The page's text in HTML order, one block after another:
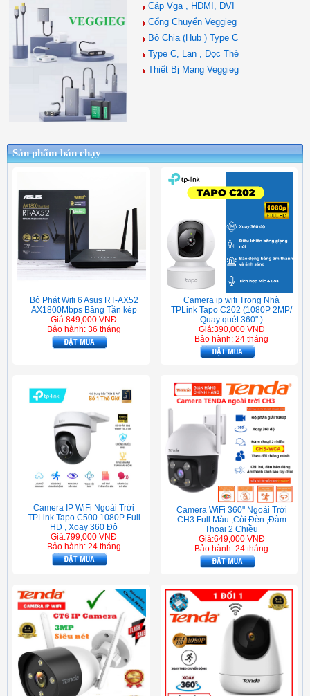
Cáp Vga , HDMI, DVI
Cổng Chuyển Veggieg
Bộ Chia (Hub ) Type C
Type C, Lan , Đọc Thẻ
Thiết Bị Mạng Veggieg
Sản phẩm bán chạy
Bộ Phát Wifi 6 Asus RT-AX52
AX1800Mbps Băng Tần kép
Giá:849,000 VNĐ
Bảo hành: 36 tháng
Camera ip wifi Trong Nhà
TPLink Tapo C202 (1080P 2MP/
Quay quét 360" )
Giá:390,000 VNĐ
Bảo hành: 24 tháng
Camera IP WiFi Ngoài Trời
TPLink Tapo C500 1080P Full
HD , Xoay 360 Độ
Giá:799,000 VNĐ
Bảo hành: 24 tháng
Camera WiFi 360" Ngoài Trời
CH3 Full Màu ,Còi Đèn ,Đàm
Thoại 2 Chiều
Giá:649,000 VNĐ
Bảo hành: 24 tháng